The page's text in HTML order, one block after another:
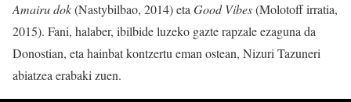
Amairu dok(Nastybilbao, 2014) etaGood Vibes(Molotoff irratia,
2015). Fani, halaber, ibilbide luzeko gazte rapzale ezaguna da
Donostian, eta hainbat kontzertu eman ostean, Nizuri Tazuneri
abiatzea erabaki zuen.